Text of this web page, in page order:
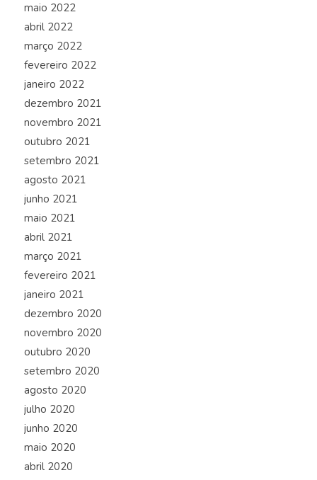
maio 2022
abril 2022
março 2022
fevereiro 2022
janeiro 2022
dezembro 2021
novembro 2021
outubro 2021
setembro 2021
agosto 2021
junho 2021
maio 2021
abril 2021
março 2021
fevereiro 2021
janeiro 2021
dezembro 2020
novembro 2020
outubro 2020
setembro 2020
agosto 2020
julho 2020
junho 2020
maio 2020
abril 2020